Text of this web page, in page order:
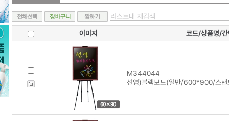
이미지 코드/상품명/간
M344044
선영)블랙보드(일반/600*900/스탠